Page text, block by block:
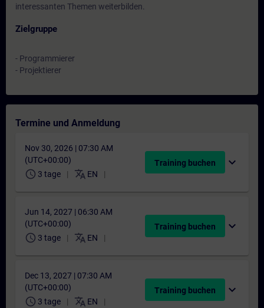
interessanten Themen weiterbilden.
Zielgruppe
- Programmierer
- Projektierer
Termine und Anmeldung
Nov 30, 2026 | 07:30 AM
(UTC+00:00)
schedule 3 tage translate EN
Training buchen expand_more
Jun 14, 2027 | 06:30 AM
(UTC+00:00)
schedule 3 tage translate EN
Training buchen expand_more
Dec 13, 2027 | 07:30 AM
(UTC+00:00)
schedule 3 tage translate EN
Training buchen expand_more